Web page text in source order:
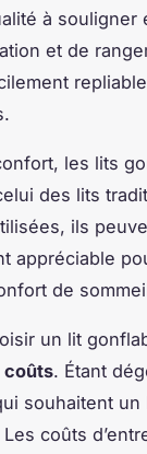
à souligner
et de
les lits
des lits
ils
appréciable
de
un lit
coûts. Étant
souhaitent un
coûts